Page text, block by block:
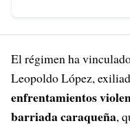
El régimen ha
Leopoldo López,
enfrentamientos
barriada caraqueña,